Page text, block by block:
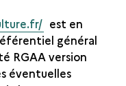
est en
général
RGAA version
éventuelles